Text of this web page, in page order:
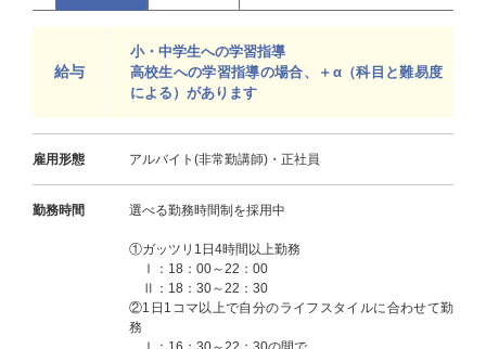
給与
小・中学生への学習指導
高校生への学習指導の場合、＋α（科目と難易度
による）があります
雇用形態 アルバイト(非常勤講師)・正社員
勤務時間 選べる勤務時間制を採用中
①ガッツリ1日4時間以上勤務
Ⅰ：18：00～22：00
Ⅱ：18：30～22：30
②1日1コマ以上で自分のライフスタイルに合わせて勤
務